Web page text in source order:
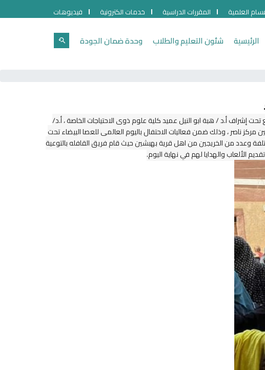
العلمية المقررات الدراسية خدمات الكترونية فيديوهات
الرئيسية شئون التعليم والطلاب وحدة ضمان الجودة
أ.د / هبة ابو النيل عميد كلية علوم ذوي الاحتياجات الخاصة ، أ.د/
ناصر ، وذلك ضمن فعاليات الاحتفال باليوم العالمي للعصا البيضاء تحت
وعدد من الخريجين من اهل قرية بهبشين حيث قام فريق القافله بالتوعية
الألعاب والهدايا لهم في نهاية اليوم.